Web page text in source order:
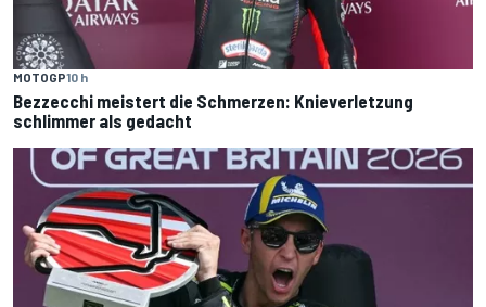
MOTOGP10 h
Bezzecchi meistert die Schmerzen: Knieverletzung
schlimmer als gedacht